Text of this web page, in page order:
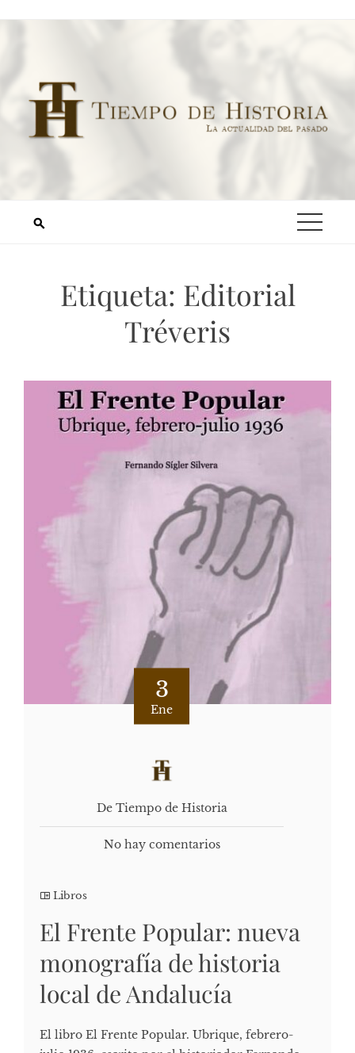
Etiqueta: Editorial
Tréveris
3
Ene
De Tiempo de Historia
No hay comentarios
Libros
El Frente Popular: nueva
monografía de historia
local de Andalucía
El libro El Frente Popular. Ubrique, febrero-